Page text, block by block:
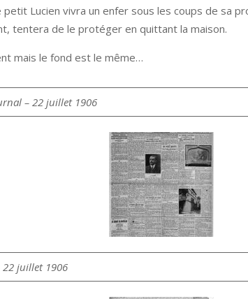
Lucien vivra un enfer sous les coups de sa
tentera de le protéger en quittant la maison.
mais le fond est le même…
– 22 juillet 1906
22 juillet 1906